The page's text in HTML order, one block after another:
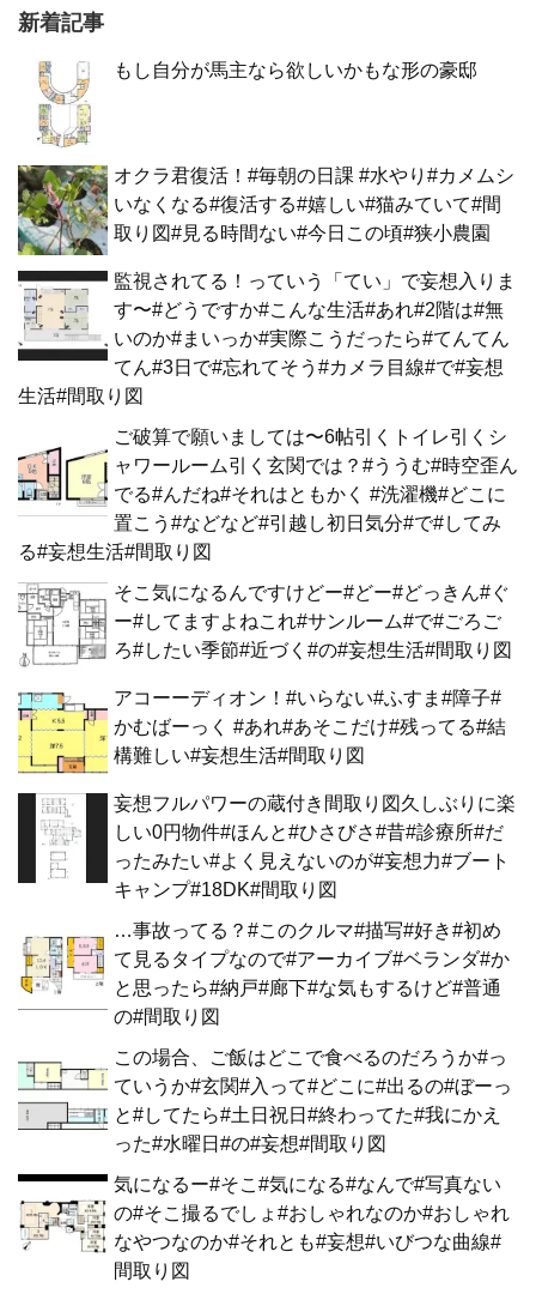
新着記事
もし自分が馬主なら欲しいかもな形の豪邸
オクラ君復活！#毎朝の日課 #水やり#カメムシ
いなくなる#復活する#嬉しい#猫みていて#間
取り図#見る時間ない#今日この頃#狭小農園
監視されてる！っていう「てい」で妄想入りま
す〜#どうですか#こんな生活#あれ#2階は#無
いのか#まいっか#実際こうだったら#てんてん
てん#3日で#忘れてそう#カメラ目線#で#妄想
生活#間取り図
ご破算で願いましては〜6帖引くトイレ引くシ
ャワールーム引く玄関では？#ううむ#時空歪ん
でる#んだね#それはともかく #洗濯機#どこに
置こう#などなど#引越し初日気分#で#してみ
る#妄想生活#間取り図
そこ気になるんですけどー#どー#どっきん#ぐ
ー#してますよねこれ#サンルーム#で#ごろご
ろ#したい季節#近づく#の#妄想生活#間取り図
アコーーディオン！#いらない#ふすま#障子#
かむばーっく #あれ#あそこだけ#残ってる#結
構難しい#妄想生活#間取り図
妄想フルパワーの蔵付き間取り図久しぶりに楽
しい0円物件#ほんと#ひさびさ#昔#診療所#だ
ったみたい#よく見えないのが#妄想力#ブート
キャンプ#18DK#間取り図
…事故ってる？#このクルマ#描写#好き#初め
て見るタイプなので#アーカイブ#ベランダ#か
と思ったら#納戸#廊下#な気もするけど#普通
の#間取り図
この場合、ご飯はどこで食べるのだろうか#っ
ていうか#玄関#入って#どこに#出るの#ぼーっ
と#してたら#土日祝日#終わってた#我にかえ
った#水曜日#の#妄想#間取り図
気になるー#そこ#気になる#なんで#写真ない
の#そこ撮るでしょ#おしゃれなのか#おしゃれ
なやつなのか#それとも#妄想#いびつな曲線#
間取り図